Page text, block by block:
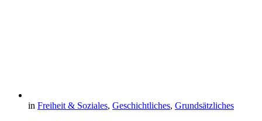
in Freiheit & Soziales, Geschichtliches, Grundsätzliches